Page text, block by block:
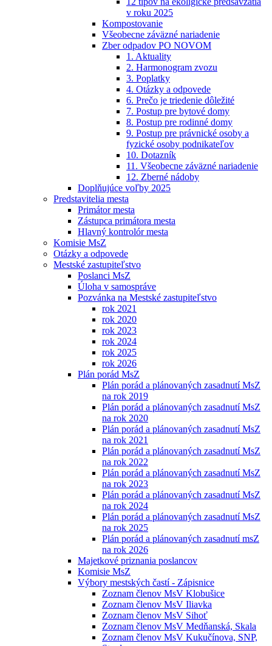
v roku 2025
Kompostovanie
Všeobecne záväzné nariadenie
Zber odpadov PO NOVOM
1. Aktuality
2. Harmonogram zvozu
3. Poplatky
4. Otázky a odpovede
6. Prečo je triedenie dôležité
7. Postup pre bytové domy
8. Postup pre rodinné domy
9. Postup pre právnické osoby a
fyzické osoby podnikateľov
10. Dotazník
11. Všeobecne záväzné nariadenie
12. Zberné nádoby
Doplňujúce voľby 2025
Predstavitelia mesta
Primátor mesta
Zástupca primátora mesta
Hlavný kontrolór mesta
Komisie MsZ
Otázky a odpovede
Mestské zastupiteľstvo
Poslanci MsZ
Úloha v samospráve
Pozvánka na Mestské zastupiteľstvo
rok 2021
rok 2020
rok 2023
rok 2024
rok 2025
rok 2026
Plán porád MsZ
Plán porád a plánovaných zasadnutí MsZ
na rok 2019
Plán porád a plánovaných zasadnutí MsZ
na rok 2020
Plán porád a plánovaných zasadnutí MsZ
na rok 2021
Plán porád a plánovaných zasadnutí MsZ
na rok 2022
Plán porád a plánovaných zasadnutí MsZ
na rok 2023
Plán porád a plánovaných zasadnutí MsZ
na rok 2024
Plán porád a plánovaných zasadnutí MsZ
na rok 2025
Plán porád a plánovaných zasadnutí msZ
na rok 2026
Majetkové priznania poslancov
Komisie MsZ
Výbory mestských častí - Zápisnice
Zoznam členov MsV Klobušice
Zoznam členov MsV Iliavka
Zoznam členov MsV Sihoť
Zoznam členov MsV Medňanská, Skala
Zoznam členov MsV Kukučínova, SNP,